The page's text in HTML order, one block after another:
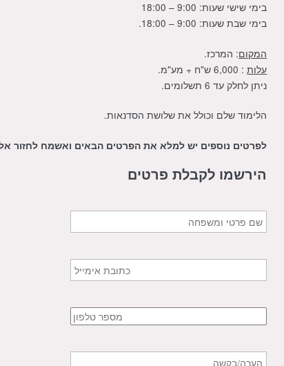
בימי שישי שעות: 9:00 – 18:00
בימי שבת שעות: 9:00 – 18:00.
המקום: המרכז.
עלות: 6,000 ש"ח + מע"מ.
ניתן לחלק עד 6 תשלומים.
הלימוד שלם וכולל את שלושת הסדנאות.
לפרטים נוספים יש למלא את הפרטים הבאים ואשמח לחזור
הירשמו לקבלת פרטים